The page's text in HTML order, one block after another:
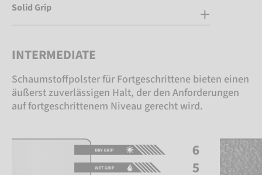
Solid Grip
INTERMEDIATE
Schaumstoffpolster für Fortgeschrittene bieten einen
äußerst zuverlässigen Halt, der den Anforderungen
auf fortgeschrittenem Niveau gerecht wird.